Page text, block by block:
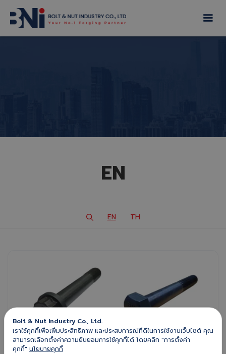
EN
EN TH
Bolt & Nut Industry Co., Ltd.
เราใช้คุกกี้เพื่อเพิ่มประสิทธิภาพ และประสบการณ์ที่ดีในการใช้งานเว็บไซต์ คุณ
สามารถเลือกตั้งค่าความยินยอมการใช้คุกกี้ได้ โดยคลิก "การตั้งค่า
คุกกี้" นโยบายคุกกี้